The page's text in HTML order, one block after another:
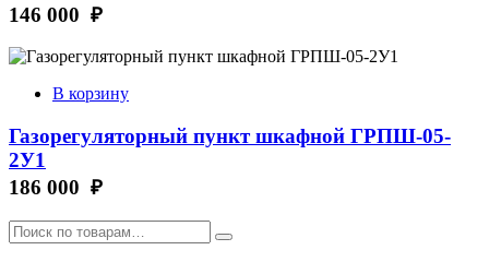
146 000 ₽
В корзину
Газорегуляторный пункт шкафной ГРПШ-05-
2У1
186 000 ₽